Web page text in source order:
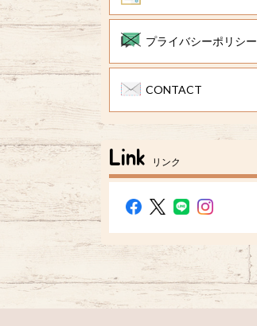
プライバシーポリシー
CONTACT
Link リンク